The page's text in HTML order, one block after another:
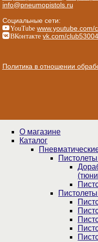
info@pneumopistols.ru
Социальные сети:
YouTube www.youtube.com/
ВКонтакте vk.com/
Политика в отношении
О магазине
Каталог